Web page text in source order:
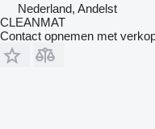
Nederland, Andelst
CLEANMAT
Contact opnemen met